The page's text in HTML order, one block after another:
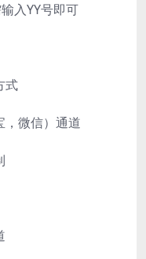
入YY号即可
式
，微信）通道